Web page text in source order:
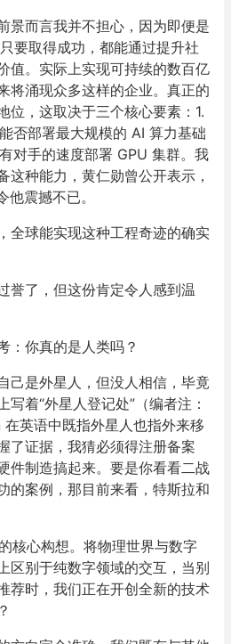
景而言我并不担心，因为即便是
要取得成功，都能通过提升社
值。实际上实现可持续的数百亿
将涌现众多这样的企业。真正的
位，这取决于三个核心要素：1.
否部署最大规模的 AI 算力基础
对手的速度部署 GPU 集群。我
这种能力，黄仁勋曾公开表示，
震撼不已。
全球能实现这种工程奇迹的确实
誉了，但这份肯定令人感到温
：你真的是人类吗？
己是外星人，但没人相信，毕竟
着“外星人登记处”（编者注：
英语中既指外星人也指外来移
了证据，我猜必须得注册备案
件制造搞起来。要是你看看二战
的案例，那目前来看，特斯拉和
核心构想。将物理世界与数字
区别于纯数字领域的交互，当别
荐时，我们正在开创全新的技术